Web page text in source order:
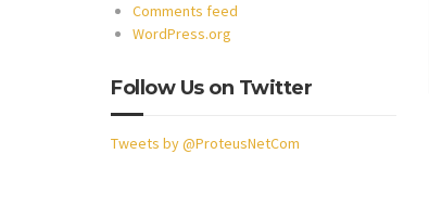
Comments feed
WordPress.org
Follow Us on Twitter
Tweets by @ProteusNetCom